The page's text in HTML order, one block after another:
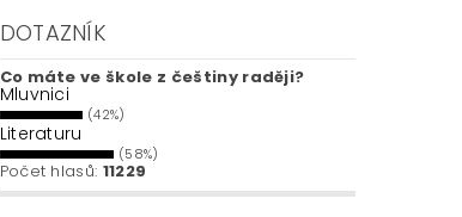
DOTAZNÍK
Co máte ve škole z češtiny raději?
Mluvnici
(42%)
Literaturu
(58%)
Počet hlasů: 11229